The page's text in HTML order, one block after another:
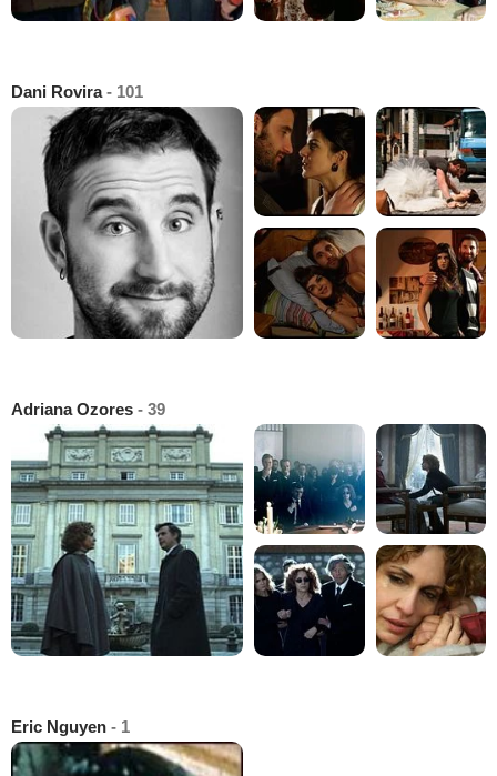
Dani Rovira- 101
Adriana Ozores - 39
Eric Nguyen - 1